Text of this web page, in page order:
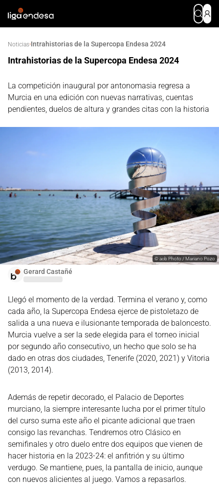
Noticias·Intrahistorias de la Supercopa Endesa 2024
Intrahistorias de la Supercopa Endesa 2024
La competición inaugural por antonomasia regresa a
Murcia en una edición con nuevas narrativas, cuentas
pendientes, duelos de altura y grandes citas con la historia
Gerard Castañé
©acb Photo / Mariano Pozo
Llegó el momento de la verdad. Termina el verano y, como
cada año, la Supercopa Endesa ejerce de pistoletazo de
salida a una nueva e ilusionante temporada de baloncesto.
Murcia vuelve a ser la sede elegida para el torneo inicial
por segundo año consecutivo, un hecho que solo se ha
dado en otras dos ciudades, Tenerife (2020, 2021) y Vitoria
(2013, 2014).
Además de repetir decorado, el Palacio de Deportes
murciano, la siempre interesante lucha por el primer título
del curso suma este año el picante adicional que traen
consigo las revanchas. Tendremos otro Clásico en
semifinales y otro duelo entre dos equipos que vienen de
hacer historia en la 2023-24: el anfitrión y su último
verdugo. Se mantiene, pues, la pantalla de inicio, aunque
con nuevos alicientes al juego. Vamos a repasarlos.